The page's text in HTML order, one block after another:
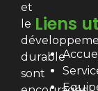
et
le
durable
sont
Liens